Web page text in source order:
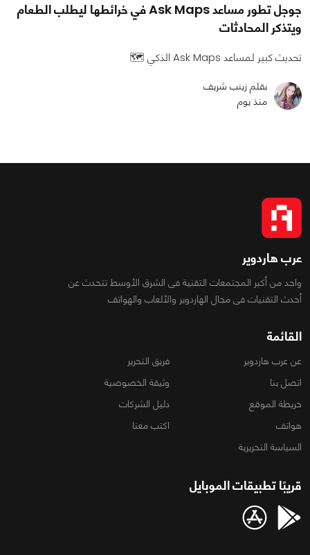
جوجل تطور مساعد Ask Maps في خرائطها ليطلب الطعام
ويتذكر المحادثات
تحديث كبير لمساعد Ask Maps الذكي 🗺️
بقلم زينب شريف
منذ يوم
عرب هاردوير
واحد من أكبر المجتمعات التقنية فى الشرق الأوسط تتحدث عن
أحدث التقنيات فى مجال الهاردوير والألعاب والهواتف
القائمة
عن عرب هاردوير
فريق التحرير
اتصل بنا
وثيقة الخصوصية
خريطة الموقع
دليل الشركات
هواتف
اكتب معنا
السياسة التحريرية
قريبًا تطبيقات الموبايل